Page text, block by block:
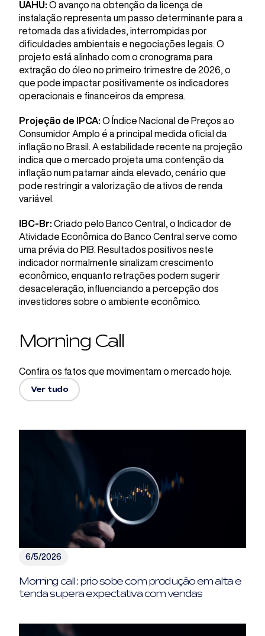
UAHU: O avanço na obtenção da licença de
instalação representa um passo determinante para a
retomada das atividades, interrompidas por
dificuldades ambientais e negociações legais. O
projeto está alinhado com o cronograma para
extração do óleo no primeiro trimestre de 2026, o
que pode impactar positivamente os indicadores
operacionais e financeiros da empresa.
Projeção de IPCA: O Índice Nacional de Preços ao
Consumidor Amplo é a principal medida oficial da
inflação no Brasil. A estabilidade recente na projeção
indica que o mercado projeta uma contenção da
inflação num patamar ainda elevado, cenário que
pode restringir a valorização de ativos de renda
variável.
IBC-Br: Criado pelo Banco Central, o Indicador de
Atividade Econômica do Banco Central serve como
uma prévia do PIB. Resultados positivos neste
indicador normalmente sinalizam crescimento
econômico, enquanto retrações podem sugerir
desaceleração, influenciando a percepção dos
investidores sobre o ambiente econômico.
Morning Call
Confira os fatos que movimentam o mercado hoje.
Ver tudo
6/5/2026
Morning call: prio sobe com produção em alta e
tenda supera expectativa com vendas